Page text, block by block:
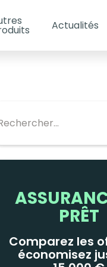
?
Actualités
PRÊT
Comparez les
économisez